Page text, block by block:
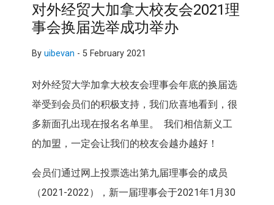
对外经贸大加拿大校友会2021理
事会换届选举成功举办
By uibevan - 5 February 2021
对外经贸大学加拿大校友会理事会年底的换届选
举受到会员们的积极支持，我们欣喜地看到，很
多新面孔出现在报名名单里。 我们相信新义工
的加盟，一定会让我们的校友会越办越好！
会员们通过网上投票选出第九届理事会的成员
（2021-2022），新一届理事会于2021年1月30